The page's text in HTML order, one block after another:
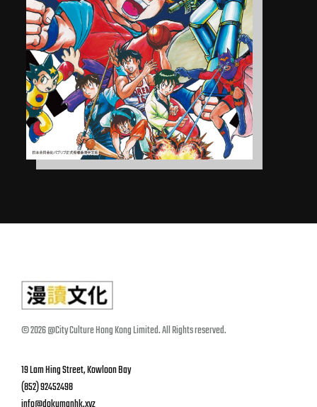
© 2026 @City Culture Hong Kong Limited. All Rights reserved.
19 Lam Hing Street, Kowloon Bay
(852) 92452498